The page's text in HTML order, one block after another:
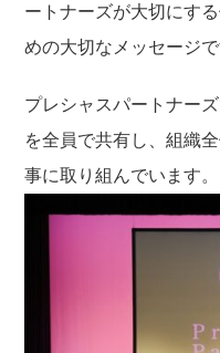
ートナーズが大切にす
めの大切なメッセージで
プレシャスパートナー
を全員で共有し、組織
事に取り組んでいます。